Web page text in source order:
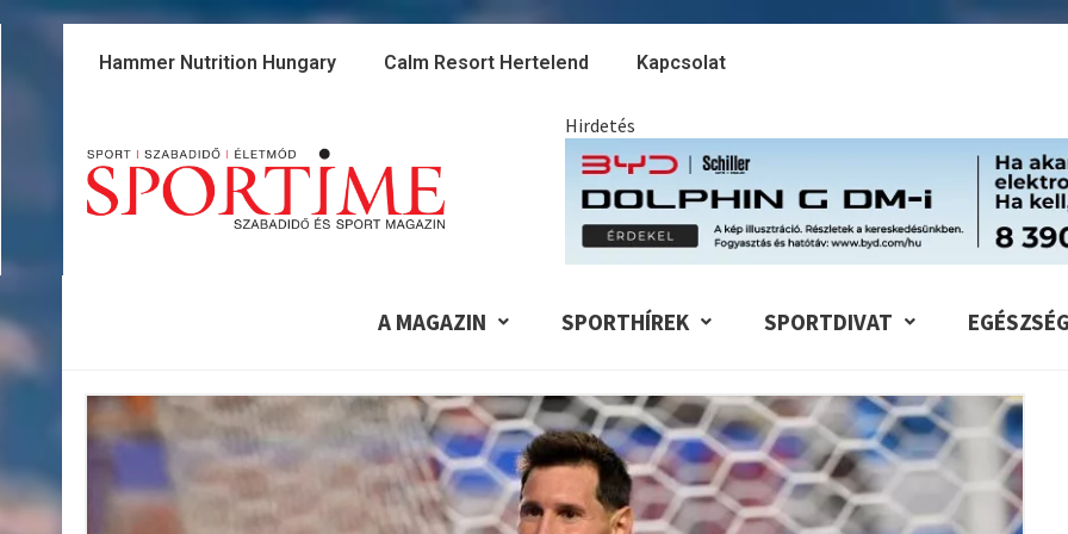
Hammer Nutrition Hungary Calm Resort Hertelend Kapcsolat
Hirdetés
A MAGAZIN SPORTHÍREK SPORTDIVAT EGÉSZSÉG